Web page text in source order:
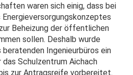
waren sich einig, dass bei
Beheizung der öffentlichen
sollen. Deshalb wurde
Ingenieurbüros ein
Schulzentrum Aichach
zur Antragsreife vorbereitet.